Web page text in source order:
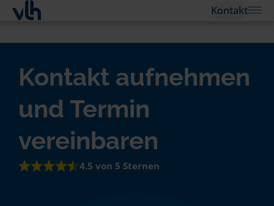
Kontakt
Kontakt aufnehmen
und Termin
vereinbaren
4.5 von 5 Sternen